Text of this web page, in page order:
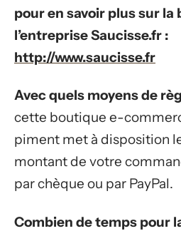
pour en savoir plus sur la
l’entreprise Saucisse.fr :
http://www.saucisse.fr
Avec quels moyens de
cette boutique e-
piment met à disposition
montant de votre
par chèque ou par PayPal.
Combien de temps pour